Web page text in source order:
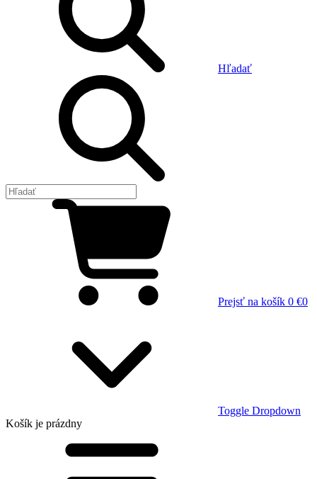
Hľadať
Prejsť na košík 0 €0
Toggle Dropdown
Košík je prázdny